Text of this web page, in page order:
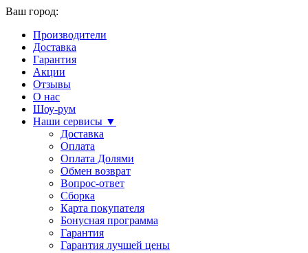
Ваш город:
Производители
Доставка
Гарантия
Акции
Отзывы
О нас
Шоу-рум
Наши сервисы ▼
Доставка
Оплата
Оплата Долями
Обмен возврат
Вопрос-ответ
Сборка
Карта покупателя
Бонусная программа
Гарантия
Гарантия лучшей цены